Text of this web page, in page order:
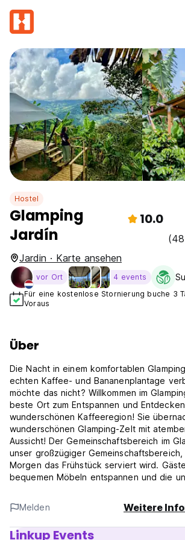
Hostel
Glamping
Jardín
10.0
Jardin · Karte ansehen
vor Ort 4 events
Für eine kostenlose Stornierung buche 3
Voraus
Über
Die Nacht in einem komfortablen
echten Kaffee- und Bananenplantage
möchte das nicht? Willkommen im
beste Ort zum Entspannen und
wunderschönen Kaffeeregion! Sie
wunderschönen Glamping-Zelt mit
Aussicht! Der Gemeinschaftsbereich im
unser großzügiger
Morgen das Frühstück serviert wird.
bequemen Möbeln entspannen und die
Gemeinschaftsküche zubereiten,
schauen, in der Bibliothek nach einem
oder eines unserer zahlreichen Brett-
spielen. Sie können auch von unseren
Melden Weitere
Linkup Events